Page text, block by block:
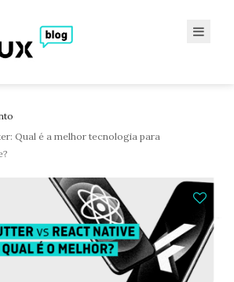
Qual é a melhor tecnologia para